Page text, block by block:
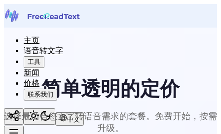
主页
语音转文字
工具
新闻
价格
联系我们
中文
简单透明的定价
选择最适合您文字转语音需求的套餐。免费开始，按需
升级。